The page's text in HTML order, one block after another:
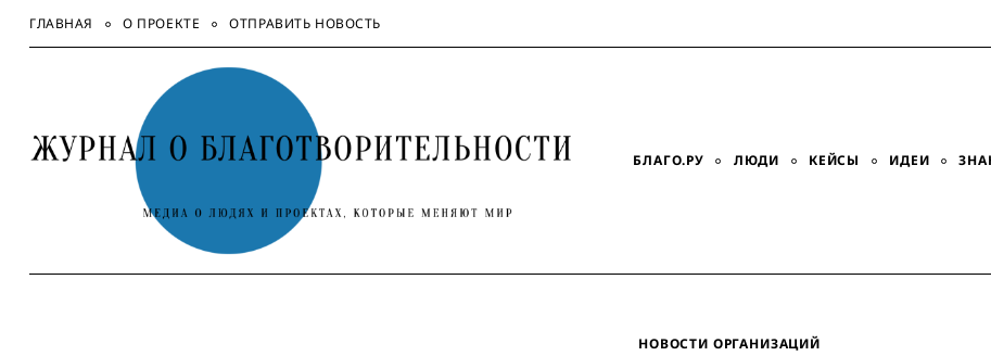
SkipГЛАВНАЯ О ПРОЕКТЕ ОТПРАВИТЬ НОВОСТЬ
БЛАГО.РУ ЛЮДИ КЕЙСЫ ИДЕИ
НОВОСТИ ОРГАНИЗАЦИЙ